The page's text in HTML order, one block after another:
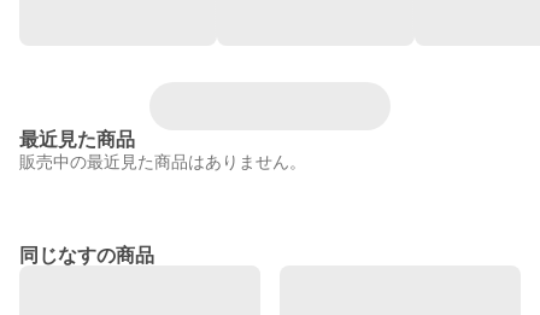
最近見た商品
販売中の最近見た商品はありません。
同じなすの商品